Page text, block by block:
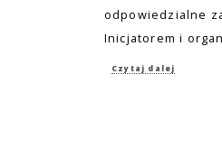
odpowiedzialne
Inicjatorem i
Czytaj dalej